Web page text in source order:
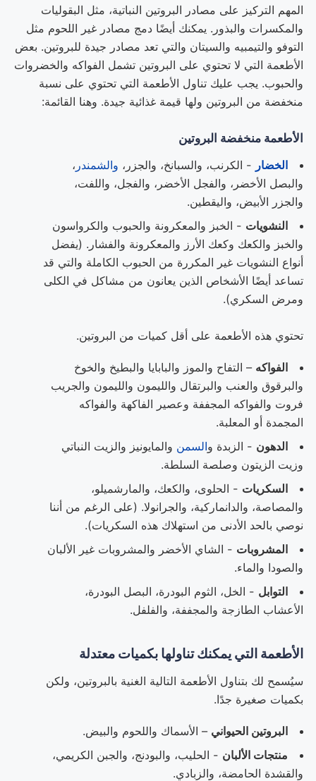
المهم التركيز على مصادر البروتين النباتية، مثل البقوليات
والمكسرات والبذور. يمكنك أيضًا دمج مصادر غير اللحوم مثل
التوفو والتيمبيه والسيتان والتي تعد مصادر جيدة للبروتين. بعض
الأطعمة التي لا تحتوي على البروتين تشمل الفواكه والخضروات
والحبوب. يجب عليك تناول الأطعمة التي تحتوي على نسبة
منخفضة من البروتين ولها قيمة غذائية جيدة. وهنا القائمة:
الأطعمة منخفضة البروتين
الخضار - الكرنب، والسبانخ، والجزر، والشمندر ،
والبصل الأخضر، والفجل الأخضر، والفجل، واللفت،
والجزر الأبيض، واليقطين.
النشويات - الخبز والمعكرونة والحبوب والكرواسون
والخبز والكعك وكعك الأرز والمعكرونة والفشار. (يفضل
أنواع النشويات غير المكررة من الحبوب الكاملة والتي قد
تساعد أيضًا الأشخاص الذين يعانون من مشاكل في الكلى
ومرض السكري).
تحتوي هذه الأطعمة على أقل كميات من البروتين.
الفواكه – التفاح والموز والبابايا والبطيخ والخوخ
والبرقوق والعنب والبرتقال والليمون والليمون والجريب
فروت والفواكه المجففة وعصير الفاكهة والفواكه
المجمدة أو المعلبة.
الدهون - الزبدة والسمن والمايونيز والزيت النباتي
وزيت الزيتون وصلصة السلطة.
السكريات - الحلوى، والكعك، والمارشميلو،
والمصاصة، والدانماركية، والجرانولا. (على الرغم من أننا
نوصي بالحد الأدنى من استهلاك هذه السكريات).
المشروبات - الشاي الأخضر والمشروبات غير الألبان
والصودا والماء.
التوابل - الخل، الثوم البودرة، البصل البودرة،
الأعشاب الطازجة والمجففة، والفلفل.
الأطعمة التي يمكنك تناولها بكميات معتدلة
سيُسمح لك بتناول الأطعمة التالية الغنية بالبروتين، ولكن
بكميات صغيرة جدًا.
البروتين الحيواني – الأسماك واللحوم والبيض.
منتجات الألبان - الحليب، والبودنج، والجبن الكريمي،
والقشدة الحامضة، والزبادي.